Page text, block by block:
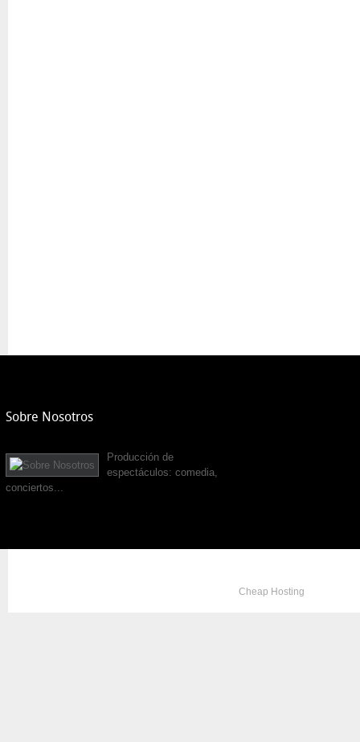
Sobre Nosotros
Producción de
espectáculos: comedia,
conciertos...
Cheap Hosting